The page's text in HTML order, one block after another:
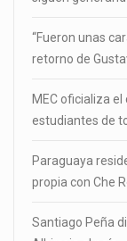
“Fueron unas
retorno de
MEC oficializa
estudiantes de
Paraguaya
propia con Che
Santiago Peña